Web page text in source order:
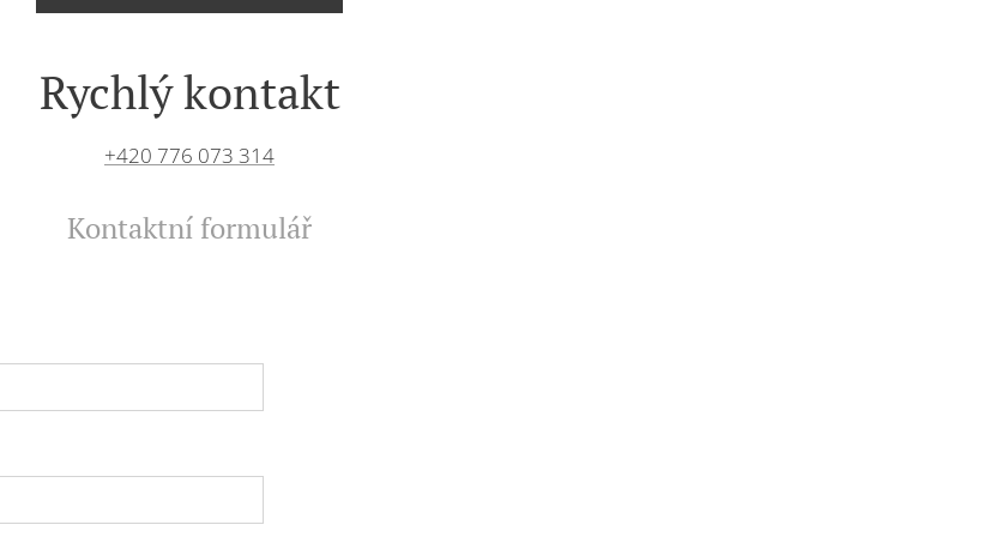
Rychlý kontakt
+420 776 073 314
Kontaktní formulář